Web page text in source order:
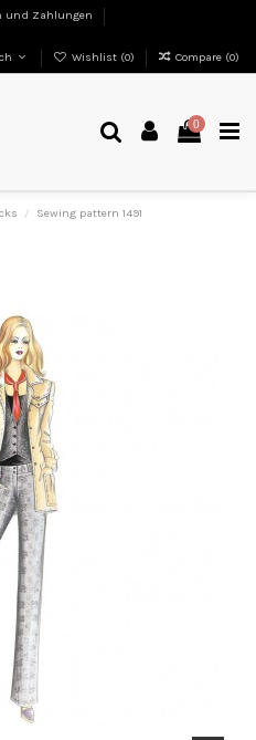
und Zahlungen
Wishlist (0) Compare (0)
0
Sewing pattern 1491